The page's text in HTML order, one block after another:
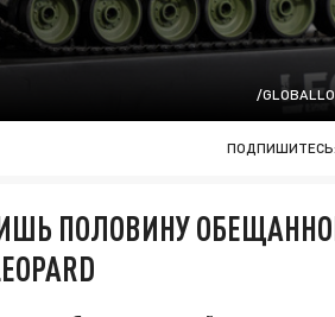
/
ПОДПИШИТЕСЬ:
ПОЛОВИНУ